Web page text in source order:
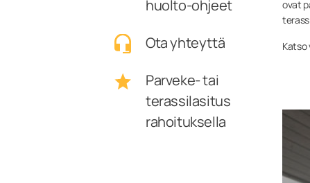
huolto-ohjeet
Terassilasituksen
Kaihtimet
Varaosat
Ota yhteyttä
Parveke- tai
terassilasitus
rahoituksella
ovat
Katso